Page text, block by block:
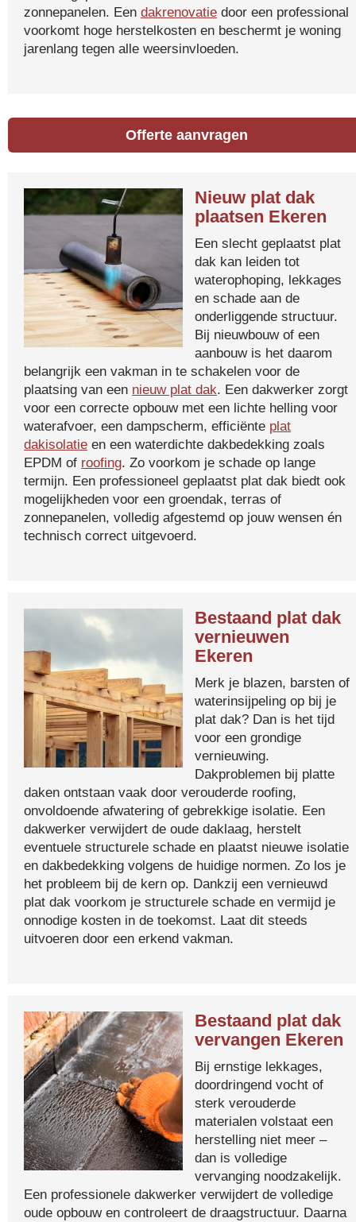
zonnepanelen. Een dakrenovatie door een professional
voorkomt hoge herstelkosten en beschermt je woning
jarenlang tegen alle weersinvloeden.
Offerte aanvragen
Nieuw plat dak
plaatsen Ekeren
Een slecht geplaatst plat
dak kan leiden tot
waterophoping, lekkages
en schade aan de
onderliggende structuur.
Bij nieuwbouw of een
aanbouw is het daarom
belangrijk een vakman in te schakelen voor de
plaatsing van een nieuw plat dak. Een dakwerker zorgt
voor een correcte opbouw met een lichte helling voor
waterafvoer, een dampscherm, efficiënte plat
dakisolatie en een waterdichte dakbedekking zoals
EPDM of roofing. Zo voorkom je schade op lange
termijn. Een professioneel geplaatst plat dak biedt ook
mogelijkheden voor een groendak, terras of
zonnepanelen, volledig afgestemd op jouw wensen én
technisch correct uitgevoerd.
Bestaand plat dak
vernieuwen
Ekeren
Merk je blazen, barsten of
waterinsijpeling op bij je
plat dak? Dan is het tijd
voor een grondige
vernieuwing.
Dakproblemen bij platte
daken ontstaan vaak door verouderde roofing,
onvoldoende afwatering of gebrekkige isolatie. Een
dakwerker verwijdert de oude daklaag, herstelt
eventuele structurele schade en plaatst nieuwe isolatie
en dakbedekking volgens de huidige normen. Zo los je
het probleem bij de kern op. Dankzij een vernieuwd
plat dak voorkom je structurele schade en vermijd je
onnodige kosten in de toekomst. Laat dit steeds
uitvoeren door een erkend vakman.
Bestaand plat dak
vervangen Ekeren
Bij ernstige lekkages,
doordringend vocht of
sterk verouderde
materialen volstaat een
herstelling niet meer –
dan is volledige
vervanging noodzakelijk.
Een professionele dakwerker verwijdert de volledige
oude opbouw en controleert de draagstructuur. Daarna